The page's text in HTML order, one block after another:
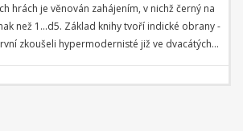
hrách je věnován zahájením, v nichž černý na
než 1...d5. Základ knihy tvoří indické obrany -
zkoušeli hypermodernisté již ve dvacátých
se rozvinuly do šířky a hloubky a dnes jsou